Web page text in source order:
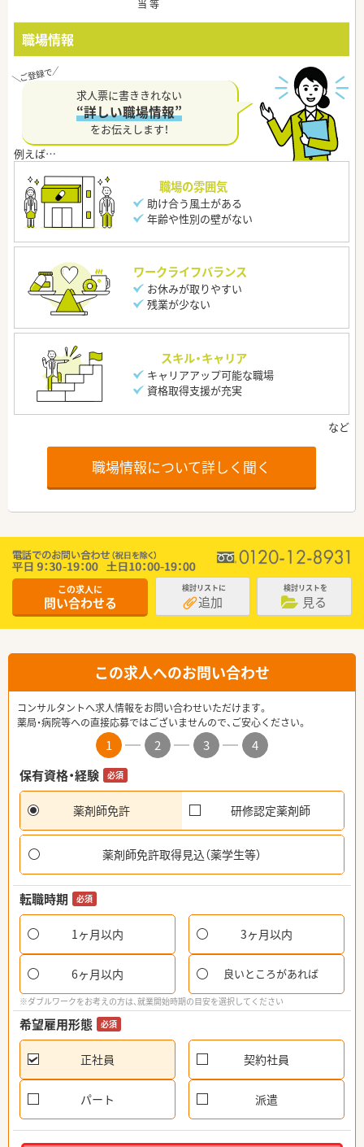
当 等
職場情報
求人票に書ききれない
“詳しい職場情報”
をお伝えします！
職場の雰囲気
助け合う風土がある
年齢や性別の壁がない
ワークライフバランス
お休みが取りやすい
残業が少ない
スキル・キャリア
キャリアアップ可能な職場
資格取得支援が充実
職場情報について詳しく聞く
この求人に
問い合わせる
検討リストに
追加
検討リストを
見る
この求人へのお問い合わせ
コンサルタントへ求人情報をお問い合わせいただけます。
薬局・病院等への直接応募ではございませんので、ご安心ください。
1 2 3
4
保有資格・経験
必須
薬剤師免許 研修認定薬剤師
薬剤師免許取得見込（薬学生等）
転職時期 必須
1ヶ月以内 3ヶ月以内
6ヶ月以内 良いところがあれば
※ダブルワークをお考えの方は、就業開始時期の目安を選択してください
希望雇用形態 必須
正社員 契約社員
パート 派遣